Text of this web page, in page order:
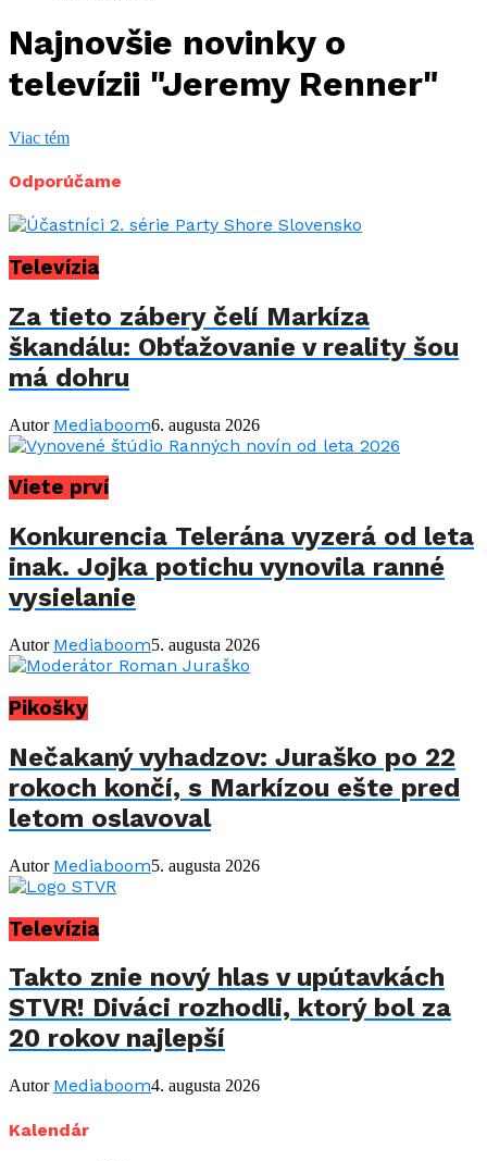
Najnovšie novinky o
televízii "Jeremy Renner"
Viac tém
Odporúčame
Televízia
Za tieto zábery čelí Markíza
škandálu: Obťažovanie v reality šou
má dohru
Autor Mediaboom6. augusta 2026
Viete prví
Konkurencia Telerána vyzerá od leta
inak. Jojka potichu vynovila ranné
vysielanie
Autor Mediaboom5. augusta 2026
Pikošky
Nečakaný vyhadzov: Juraško po 22
rokoch končí, s Markízou ešte pred
letom oslavoval
Autor Mediaboom5. augusta 2026
Televízia
Takto znie nový hlas v upútavkách
STVR! Diváci rozhodli, ktorý bol za
20 rokov najlepší
Autor Mediaboom4. augusta 2026
Kalendár